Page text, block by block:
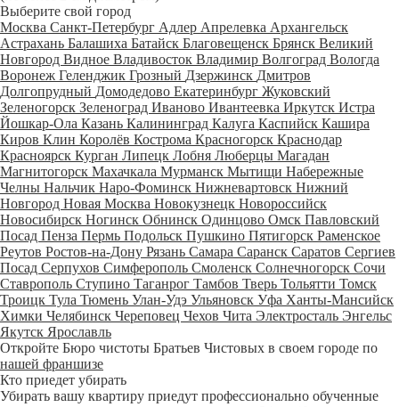
Выберите свой город
Москва Санкт-Петербург Адлер Апрелевка Архангельск
Астрахань Балашиха Батайск Благовещенск Брянск Великий
Новгород Видное Владивосток Владимир Волгоград Вологда
Воронеж Геленджик Грозный Дзержинск Дмитров
Долгопрудный Домодедово Екатеринбург Жуковский
Зеленогорск Зеленоград Иваново Ивантеевка Иркутск Истра
Йошкар-Ола Казань Калининград Калуга Каспийск Кашира
Киров Клин Королёв Кострома Красногорск Краснодар
Красноярск Курган Липецк Лобня Люберцы Магадан
Магнитогорск Махачкала Мурманск Мытищи Набережные
Челны Нальчик Наро-Фоминск Нижневартовск Нижний
Новгород Новая Москва Новокузнецк Новороссийск
Новосибирск Ногинск Обнинск Одинцово Омск Павловский
Посад Пенза Пермь Подольск Пушкино Пятигорск Раменское
Реутов Ростов-на-Дону Рязань Самара Саранск Саратов Сергиев
Посад Серпухов Симферополь Смоленск Солнечногорск Сочи
Ставрополь Ступино Таганрог Тамбов Тверь Тольятти Томск
Троицк Тула Тюмень Улан-Удэ Ульяновск Уфа Ханты-Мансийск
Химки Челябинск Череповец Чехов Чита Электросталь Энгельс
Якутск Ярославль
Откройте Бюро чистоты Братьев Чистовых в своем городе по
нашей франшизе
Кто приедет убирать
Убирать вашу квартиру приедут профессионально обученные